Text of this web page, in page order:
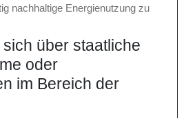
nachhaltige Energienutzung zu
über staatliche
oder
im Bereich der